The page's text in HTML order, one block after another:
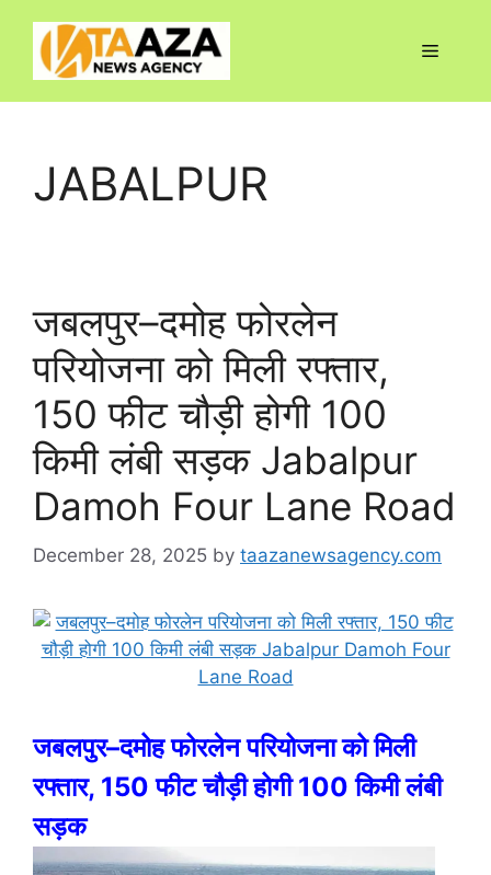
content
Menu
JABALPUR
जबलपुर–दमोह फोरलेन
परियोजना को मिली रफ्तार,
150 फीट चौड़ी होगी 100
किमी लंबी सड़क Jabalpur
Damoh Four Lane Road
December 28, 2025 by taazanewsagency.com
जबलपुर–दमोह फोरलेन परियोजना को मिली
रफ्तार, 150 फीट चौड़ी होगी 100 किमी लंबी
सड़क